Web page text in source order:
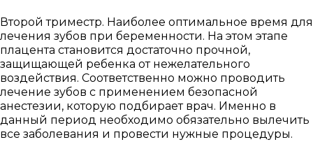
Записаться
на приём
Второй триместр. Наиболее оптимальное время для
лечения зубов при беременности. На этом этапе
плацента становится достаточно прочной,
защищающей ребенка от нежелательного
воздействия. Соответственно можно проводить
лечение зубов с применением безопасной
анестезии, которую подбирает врач. Именно в
данный период необходимо обязательно вылечить
все заболевания и провести нужные процедуры.